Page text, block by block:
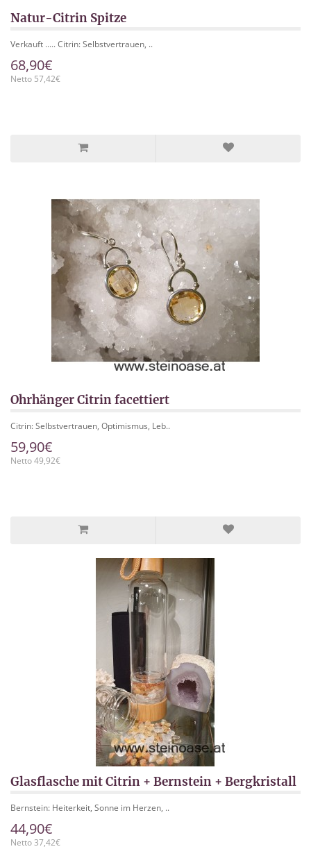
Natur-Citrin Spitze
Verkauft ..... Citrin: Selbstvertrauen, ..
68,90€
Netto 57,42€
Ohrhänger Citrin facettiert
Citrin: Selbstvertrauen, Optimismus, Leb..
59,90€
Netto 49,92€
Glasflasche mit Citrin + Bernstein + Bergkristall
Bernstein: Heiterkeit, Sonne im Herzen, ..
44,90€
Netto 37,42€